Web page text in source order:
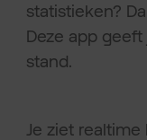
statistieken?
Deze app
stand.
Je ziet